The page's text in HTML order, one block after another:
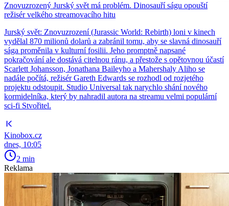
Znovuzrozený Jurský svět má problém. Dinosauří ságu opouští
režisér velkého streamovacího hitu
Jurský svět: Znovuzrození (Jurassic World: Rebirth) loni v kinech
vydělal 870 milionů dolarů a zabránil tomu, aby se slavná dinosauří
sága proměnila v kulturní fosilii. Jeho promptně napsané
pokračování ale dostává citelnou ránu, a přestože s opětovnou účastí
Scarlett Johansson, Jonathana Baileyho a Mahershaly Aliho se
nadále počítá, režisér Gareth Edwards se rozhodl od rozjetého
projektu odstoupit. Studio Universal tak narychlo shání nového
kormidelníka, který by nahradil autora na streamu velmi populární
sci-fi Stvořitel.
Kinobox.cz
dnes, 10:05
2 min
Reklama